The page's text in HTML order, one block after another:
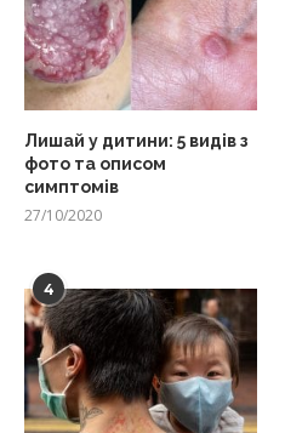
Лишай у дитини: 5 видів з
фото та описом
симптомів
27/10/2020
4